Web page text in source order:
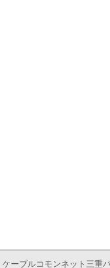
ケーブルコモンネット三重